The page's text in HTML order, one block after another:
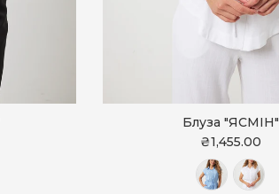
Блуза "ЯСМІН"
₴1,455.00